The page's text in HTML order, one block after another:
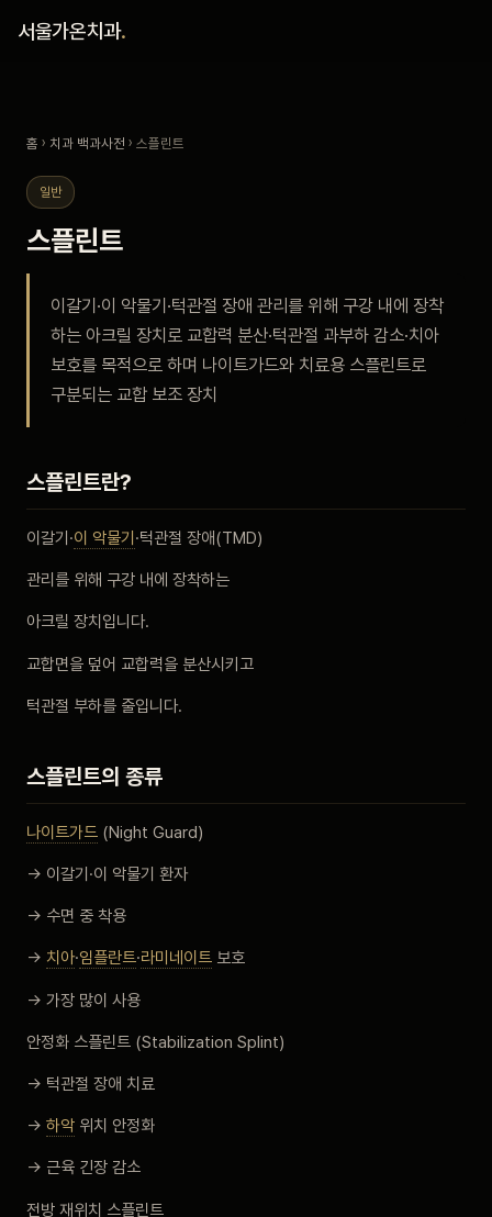
서울가온치과.
진료 안내
안내
예약 안내
공지사항
자주 묻는 질문
회원가입 / 로그인
홈 › 치과 백과사전 › 스플린트
일반
스플린트
이갈기·이 악물기·턱관절 장애 관리를 위해 구강 내에 장착
하는 아크릴 장치로 교합력 분산·턱관절 과부하 감소·치아
보호를 목적으로 하며 나이트가드와 치료용 스플린트로
구분되는 교합 보조 장치
스플린트란?
이갈기·이 악물기 ·턱관절 장애(TMD)
관리를 위해 구강 내에 장착하는
아크릴 장치입니다.
교합면을 덮어 교합력을 분산시키고
턱관절 부하를 줄입니다.
스플린트의 종류
나이트가드 (Night Guard)
→ 이갈기·이 악물기 환자
→ 수면 중 착용
→ 치아·임플란트·라미네이트 보호
→ 가장 많이 사용
안정화 스플린트 (Stabilization Splint)
→ 턱관절 장애 치료
→ 하악 위치 안정화
→ 근육 긴장 감소
전방 재위치 스플린트